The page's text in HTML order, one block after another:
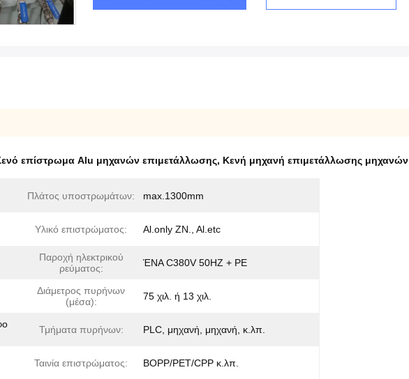
επίστρωμα Alu μηχανών επιμετάλλωσης, Κενή μηχανή επιμετάλλωσης μηχανών
Πλάτος υποστρωμάτων: max.1300mm
Υλικό επιστρώματος: Al.only ZN., Al.etc
Παροχή ηλεκτρικού
ρεύματος:
ΈΝΑ C380V 50HZ + PE
Διάμετρος πυρήνων
(μέσα):
75 χιλ. ή 13 χιλ.
Τμήματα πυρήνων: PLC, μηχανή, μηχανή, κ.λπ.
Ταινία επιστρώματος: BOPP/PET/CPP κ.λπ.